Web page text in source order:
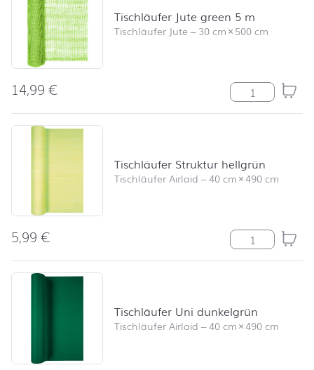
Tischläufer Jute green 5 m
Tischläufer Jute –30 cm×500 cm
14,99€ Tischläufer
Tischläufer Struktur hellgrün
Tischläufer Airlaid –40 cm×490 cm
5,99€ Tischläufer
Tischläufer Uni dunkelgrün
Tischläufer Airlaid –40 cm×490 cm